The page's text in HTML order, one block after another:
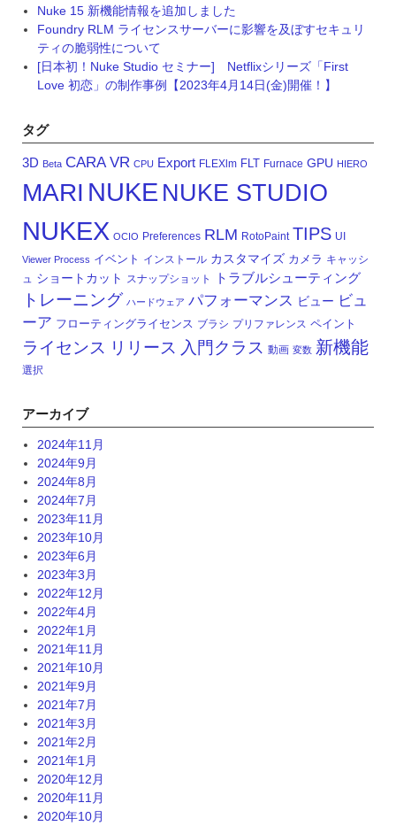
Nuke 15 新機能情報を追加しました
Foundry RLM ライセンスサーバーに影響を及ぼすセキュリ
ティの脆弱性について
[日本初！Nuke Studio セミナー] Netflixシリーズ「First
Love 初恋」の制作事例【2023年4月14日(金)開催！】
タグ
3D Beta CARA VR CPU Export FLEXlm FLT Furnace GPU HIERO
MARI NUKE NUKE STUDIO
NUKEX OCIO Preferences RLM RotoPaint TIPS UI
Viewer Process イベント インストール カスタマイズ カメラ キャッシ
ュ ショートカット スナップショット トラブルシューティング
トレーニング ハードウェア パフォーマンス ビュー ビュ
ーア フローティングライセンス ブラシ プリファレンス ペイント
ライセンス リリース 入門クラス 動画 変数 新機能
選択
アーカイブ
2024年11月
2024年9月
2024年8月
2024年7月
2023年11月
2023年10月
2023年6月
2023年3月
2022年12月
2022年4月
2022年1月
2021年11月
2021年10月
2021年9月
2021年7月
2021年3月
2021年2月
2021年1月
2020年12月
2020年11月
2020年10月